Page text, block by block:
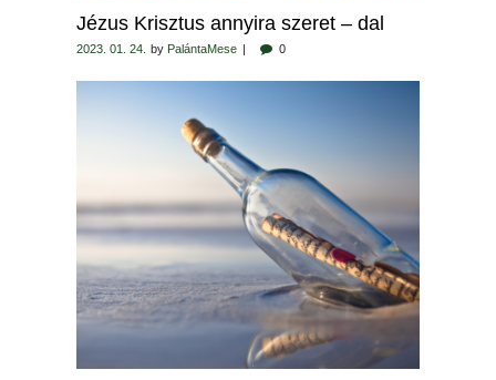
Jézus Krisztus annyira szeret – dal
2023. 01. 24. by PalántaMese 0